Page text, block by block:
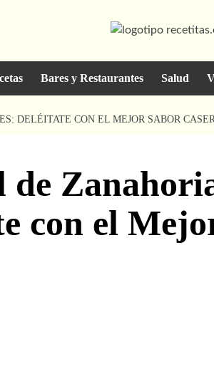
Bares y Restaurantes Salud
DELÉITATE CON EL MEJOR SABOR
de
con el